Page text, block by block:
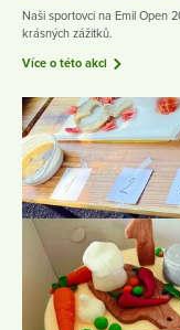
Naši sportovci na Emil Open
krásných zážitků.
Více o této akci